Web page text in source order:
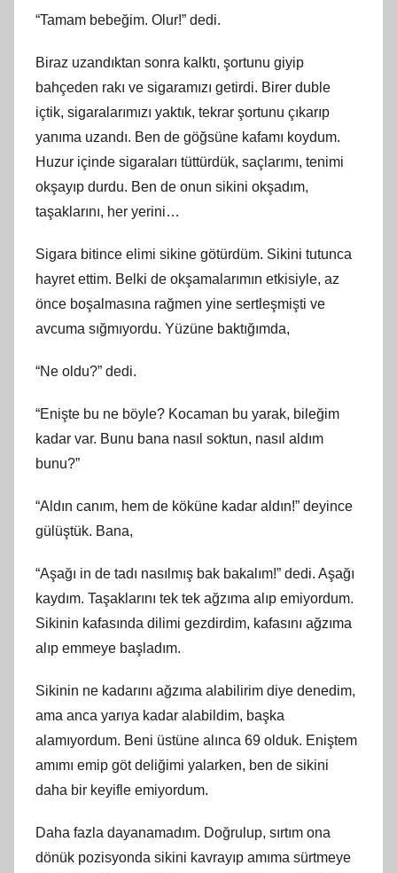
“Tamam bebeğim. Olur!” dedi.
Biraz uzandıktan sonra kalktı, şortunu giyip
bahçeden rakı ve sigaramızı getirdi. Birer duble
içtik, sigaralarımızı yaktık, tekrar şortunu çıkarıp
yanıma uzandı. Ben de göğsüne kafamı koydum.
Huzur içinde sigaraları tüttürdük, saçlarımı, tenimi
okşayıp durdu. Ben de onun sikini okşadım,
taşaklarını, her yerini…
Sigara bitince elimi sikine götürdüm. Sikini tutunca
hayret ettim. Belki de okşamalarımın etkisiyle, az
önce boşalmasına rağmen yine sertleşmişti ve
avcuma sığmıyordu. Yüzüne baktığımda,
“Ne oldu?” dedi.
“Enişte bu ne böyle? Kocaman bu yarak, bileğim
kadar var. Bunu bana nasıl soktun, nasıl aldım
bunu?”
“Aldın canım, hem de köküne kadar aldın!” deyince
gülüştük. Bana,
“Aşağı in de tadı nasılmış bak bakalım!” dedi. Aşağı
kaydım. Taşaklarını tek tek ağzıma alıp emiyordum.
Sikinin kafasında dilimi gezdirdim, kafasını ağzıma
alıp emmeye başladım.
Sikinin ne kadarını ağzıma alabilirim diye denedim,
ama anca yarıya kadar alabildim, başka
alamıyordum. Beni üstüne alınca 69 olduk. Eniştem
amımı emip göt deliğimi yalarken, ben de sikini
daha bir keyifle emiyordum.
Daha fazla dayanamadım. Doğrulup, sırtım ona
dönük pozisyonda sikini kavrayıp amıma sürtmeye